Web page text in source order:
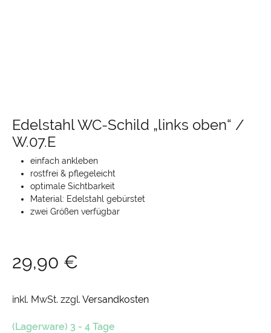
Edelstahl WC-Schild „links oben“ /
W.07.E
einfach ankleben
rostfrei & pflegeleicht
optimale Sichtbarkeit
Material: Edelstahl gebürstet
zwei Größen verfügbar
29,90 €
inkl. MwSt. zzgl. Versandkosten
(Lagerware) 3 - 4 Tage